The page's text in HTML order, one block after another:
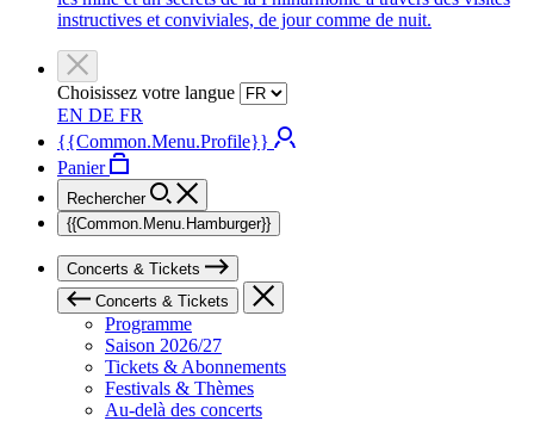
instructives et conviviales, de jour comme de nuit.
Choisissez votre langue
EN DE FR
{{Common.Menu.Profile}}
Panier
Rechercher
{{Common.Menu.Hamburger}}
Concerts & Tickets
Concerts & Tickets
Programme
Saison 2026/27
Tickets & Abonnements
Festivals & Thèmes
Au-delà des concerts